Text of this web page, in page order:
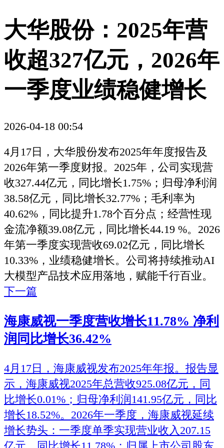
大华股份：2025年营
收超327亿元，2026年
一季度业绩稳健增长
2026-04-18 00:54
4月17日，大华股份发布2025年年度报告及
2026年第一季度财报。2025年，公司实现营
收327.44亿元，同比增长1.75%；归母净利润
38.58亿元，同比增长32.77%；毛利率为
40.62%，同比提升1.78个百分点；经营性现
金流净额39.08亿元，同比增长44.19 %。2026
年第一季度实现营收69.02亿元，同比增长
10.33%，业绩稳健增长。公司将持续推动AI
大模型产品技术应用落地，赋能千行百业。
下一篇
海康威视一季度营收增长11.78% 净利
润同比增长36.42%
4月17日，海康威视发布2025年年报。报告显
示，海康威视2025年总营收925.08亿元，同
比增长0.01%；归母净利润141.95亿元，同比
增长18.52%。2026年一季度，海康威视延续
增长势头：一季度单季实现营业收入207.15